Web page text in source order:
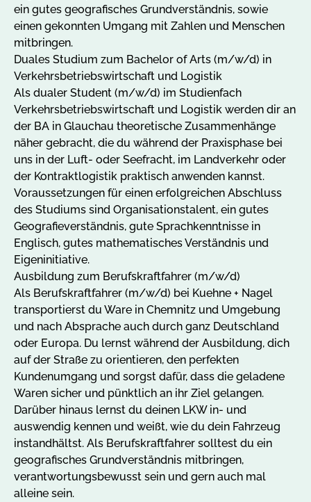
ein gutes geografisches Grundverständnis, sowie
einen gekonnten Umgang mit Zahlen und Menschen
mitbringen.
Duales Studium zum Bachelor of Arts (m/w/d) in
Verkehrsbetriebswirtschaft und Logistik
Als dualer Student (m/w/d) im Studienfach
Verkehrsbetriebswirtschaft und Logistik werden dir an
der BA in Glauchau theoretische Zusammenhänge
näher gebracht, die du während der Praxisphase bei
uns in der Luft- oder Seefracht, im Landverkehr oder
der Kontraktlogistik praktisch anwenden kannst.
Voraussetzungen für einen erfolgreichen Abschluss
des Studiums sind Organisationstalent, ein gutes
Geografieverständnis, gute Sprachkenntnisse in
Englisch, gutes mathematisches Verständnis und
Eigeninitiative.
Ausbildung zum Berufskraftfahrer (m/w/d)
Als Berufskraftfahrer (m/w/d) bei Kuehne + Nagel
transportierst du Ware in Chemnitz und Umgebung
und nach Absprache auch durch ganz Deutschland
oder Europa. Du lernst während der Ausbildung, dich
auf der Straße zu orientieren, den perfekten
Kundenumgang und sorgst dafür, dass die geladene
Waren sicher und pünktlich an ihr Ziel gelangen.
Darüber hinaus lernst du deinen LKW in- und
auswendig kennen und weißt, wie du dein Fahrzeug
instandhältst. Als Berufskraftfahrer solltest du ein
geografisches Grundverständnis mitbringen,
verantwortungsbewusst sein und gern auch mal
alleine sein.